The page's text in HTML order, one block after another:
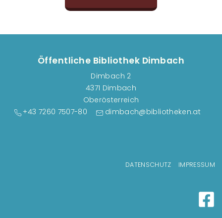
Öffentliche Bibliothek Dimbach
Dimbach 2
4371 Dimbach
Oberösterreich
+43 7260 7507-80
dimbach@bibliotheken.at
DATENSCHUTZ IMPRESSUM